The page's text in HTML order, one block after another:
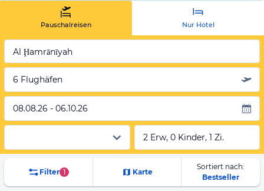
Pauschalreisen Nur Hotel
Al Ḩamrānīyah
6 Flughäfen
08.08.26 - 06.10.26
2 Erw, 0 Kinder, 1 Zi.
Filter 1 Karte
Sortiert nach:
Bestseller